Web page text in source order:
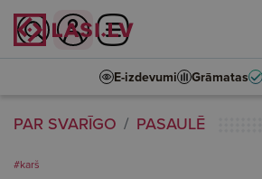
E-izdevumi Grāmatas
PAR SVARĪGO PASAULĒ
#karš